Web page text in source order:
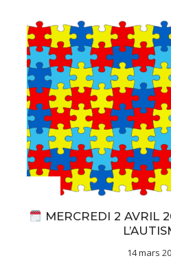
MERCREDI 2 AVRIL
14 mars